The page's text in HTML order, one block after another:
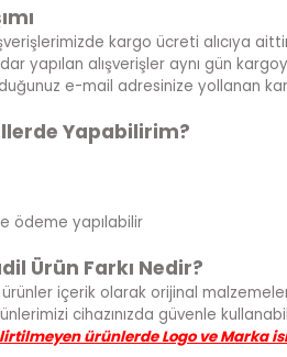
kargo ücreti alıcıya
yapılan alışverişler aynı gün
e-mail adresinize yollanan
Yapabilirim?
ödeme yapılabilir
Ürün Farkı Nedir?
ürünler içerik olarak orijinal
cihazınızda güvenle
ürünlerde Logo ve Marka